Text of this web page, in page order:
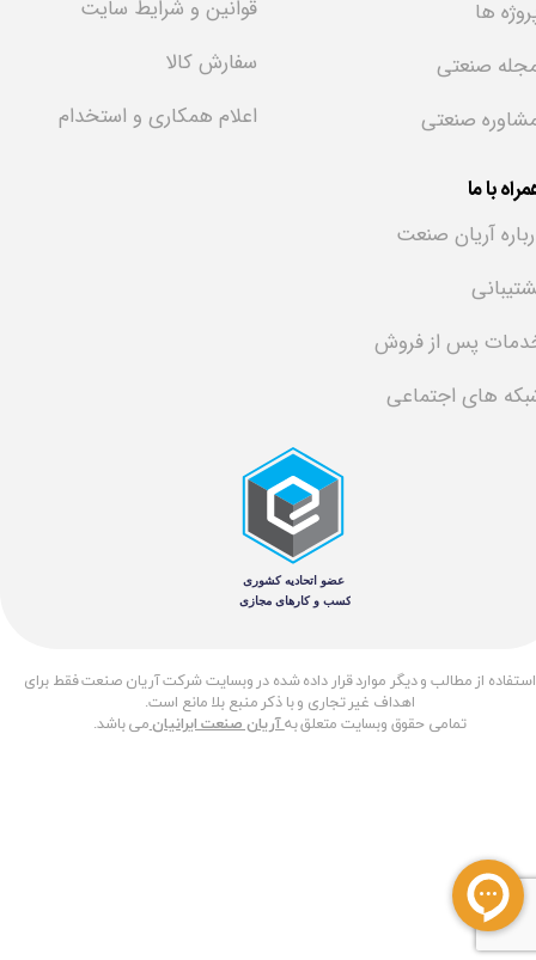
​استفاده از مطالب و دیگر موارد قرار داده شده در وبسایت شرکت آریان صنعت فقط برای
اهداف غیر تجاری و با ذکر منبع بلا مانع است.
تمامی حقوق وبسایت متعلق بهآریان صنعت ایرانیانمی باشد.
با ما
ها
صنعتی
صنعتی
قوانین و شرایط سایت
سفارش کالا
اعلام همکاری و استخدام
آریان صنعت
پس از فروش
های اجتماعی